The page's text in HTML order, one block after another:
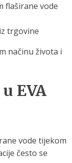
flaširane vode
trgovine
načinu života i
EVA
vode tijekom
često se